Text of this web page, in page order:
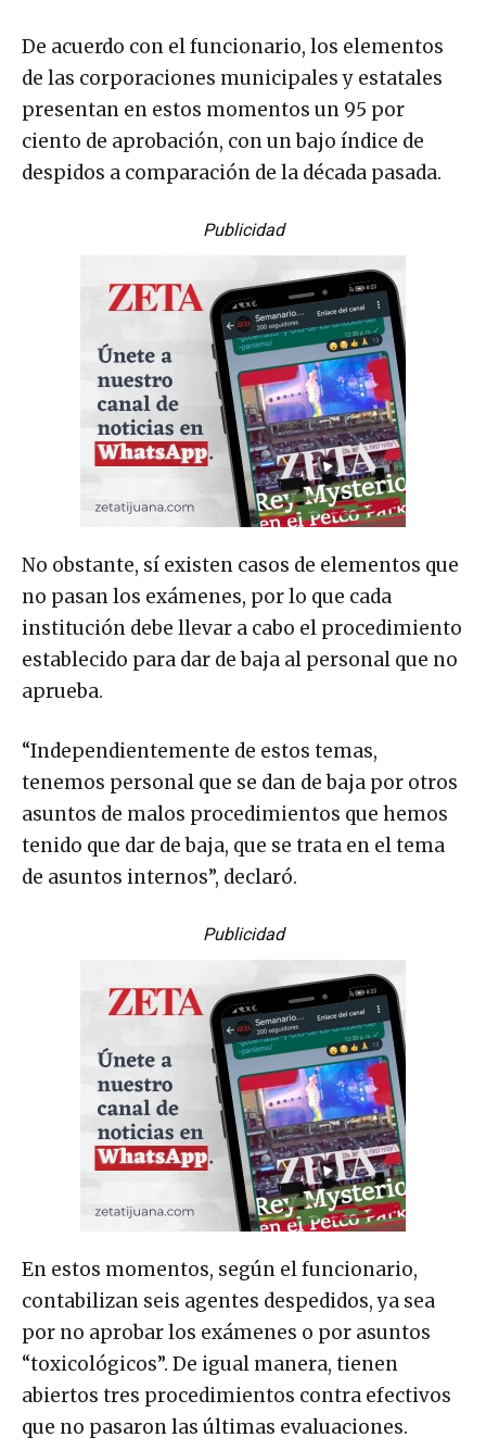
De acuerdo con el funcionario, los elementos
de las corporaciones municipales y estatales
presentan en estos momentos un 95 por
ciento de aprobación, con un bajo índice de
despidos a comparación de la década pasada.
Publicidad
No obstante, sí existen casos de elementos que
no pasan los exámenes, por lo que cada
institución debe llevar a cabo el procedimiento
establecido para dar de baja al personal que no
aprueba.
“Independientemente de estos temas,
tenemos personal que se dan de baja por otros
asuntos de malos procedimientos que hemos
tenido que dar de baja, que se trata en el tema
de asuntos internos”, declaró.
Publicidad
En estos momentos, según el funcionario,
contabilizan seis agentes despedidos, ya sea
por no aprobar los exámenes o por asuntos
“toxicológicos”. De igual manera, tienen
abiertos tres procedimientos contra efectivos
que no pasaron las últimas evaluaciones.